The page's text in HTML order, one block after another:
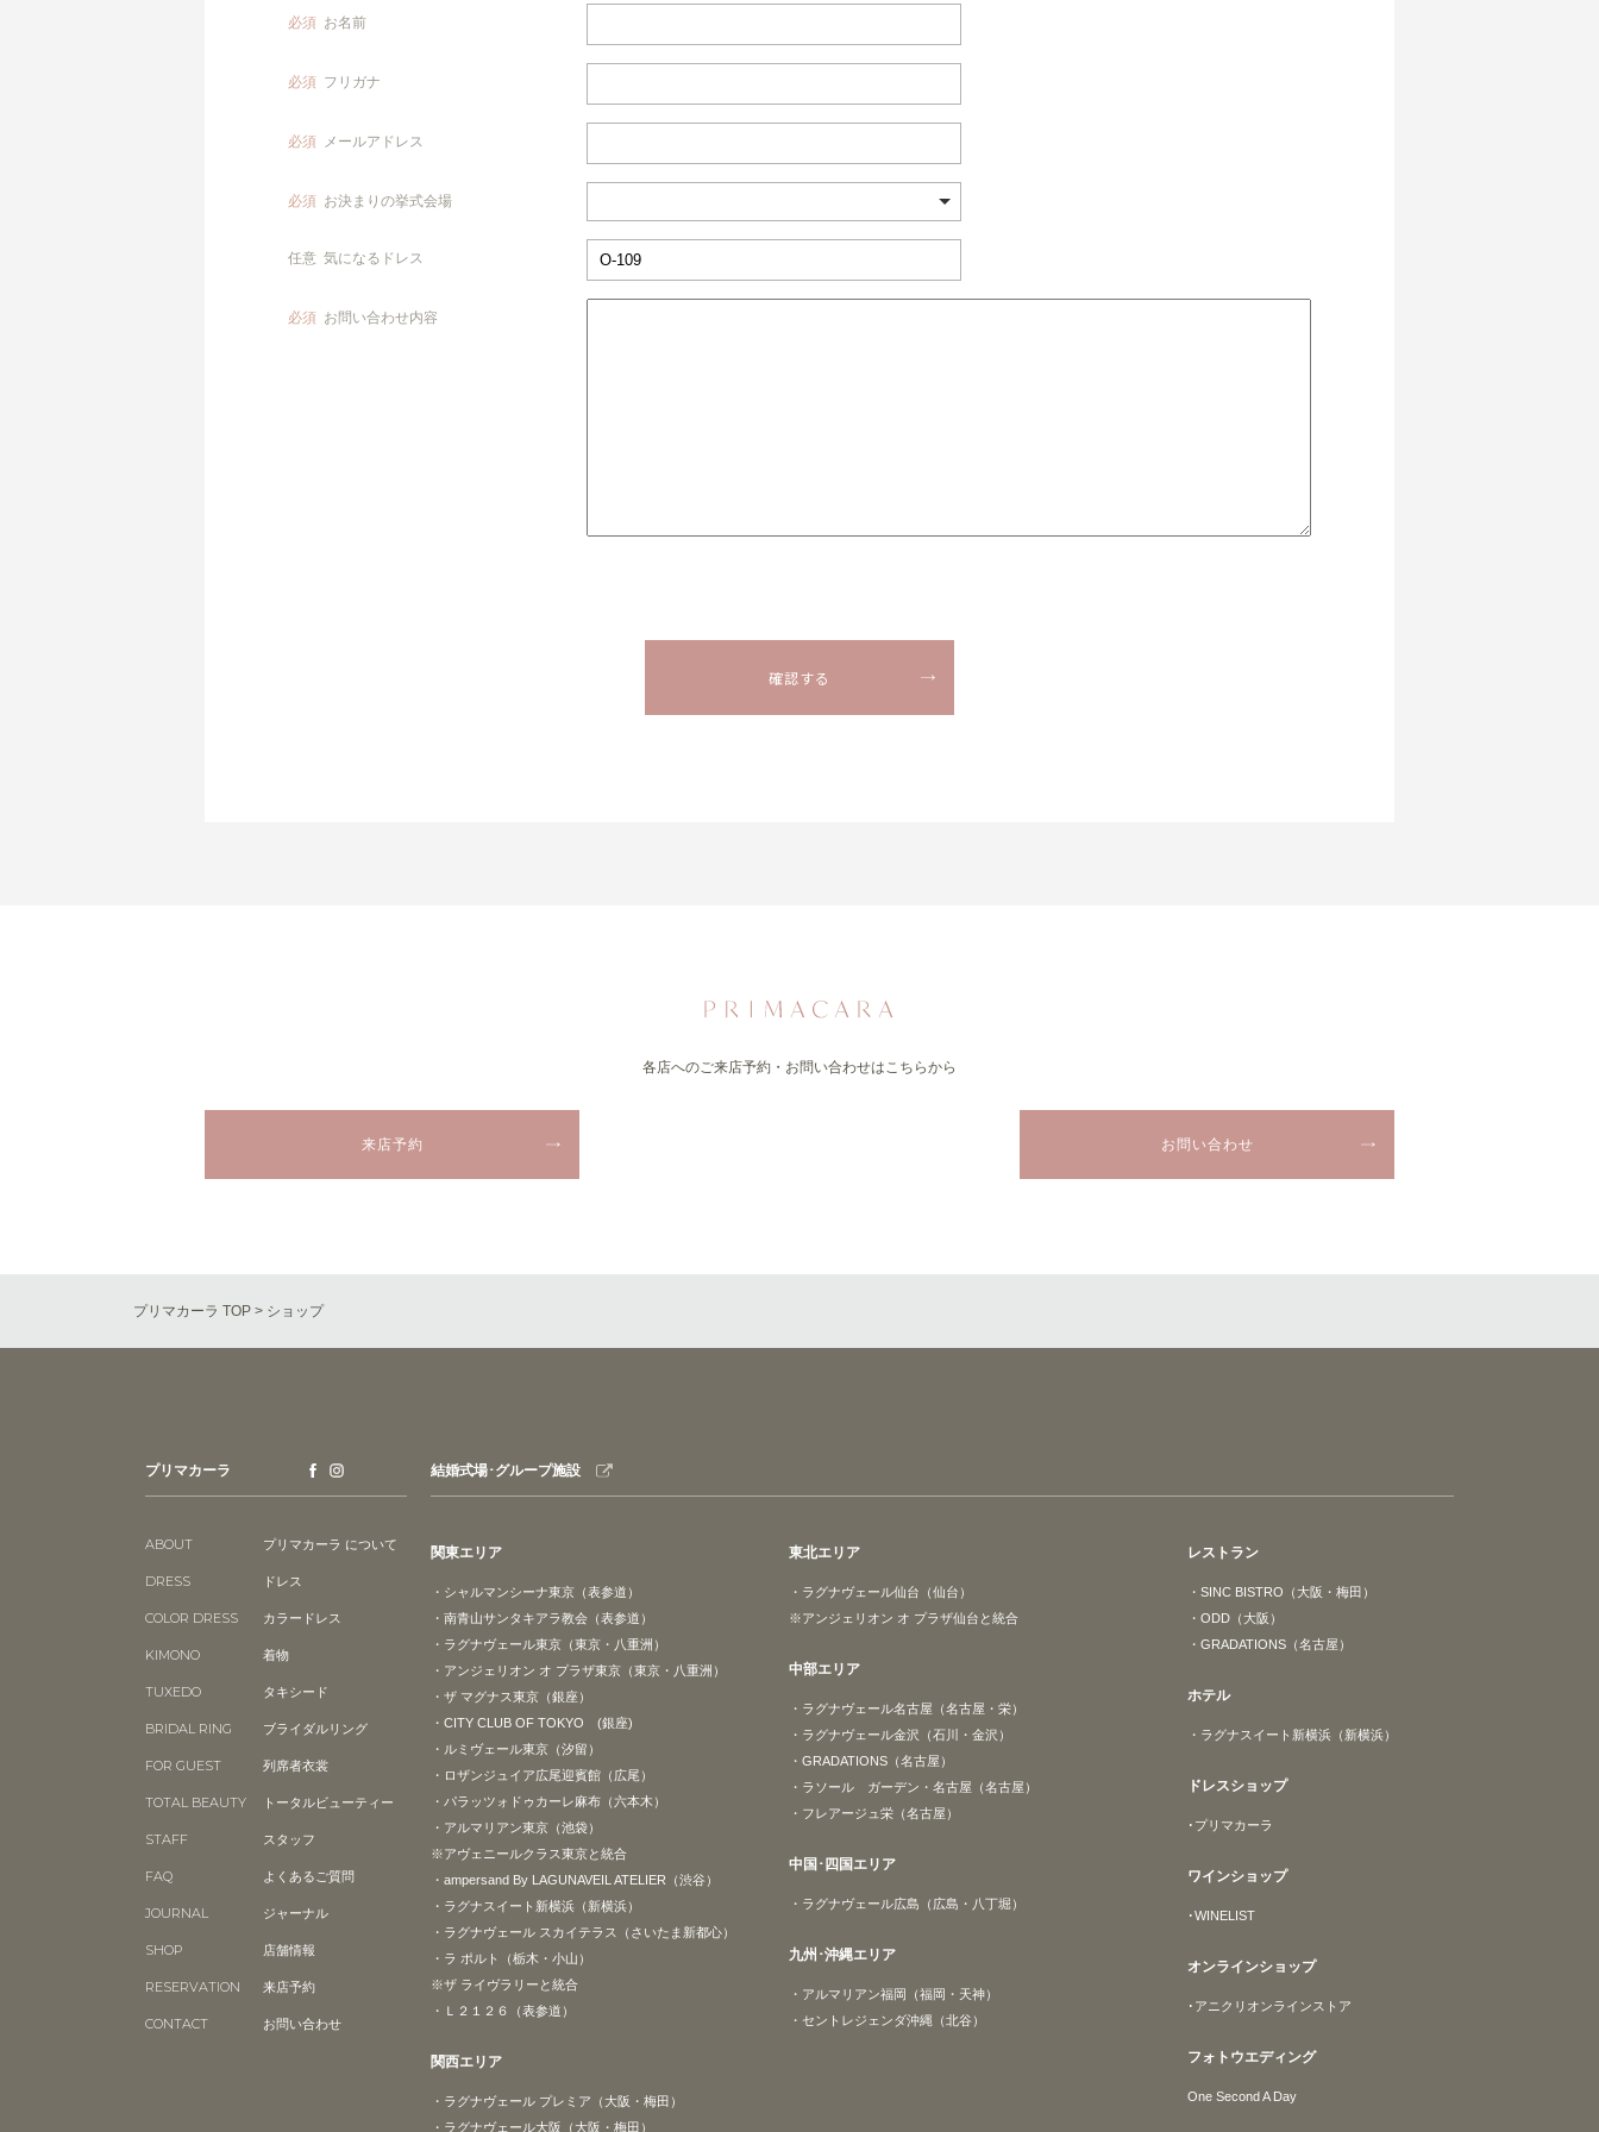
必須 お名前
必須 フリガナ
必須 メールアドレス
必須 お決まりの挙式会場
任意 気になるドレス
必須 お問い合わせ内容
各店へのご来店予約・お問い合わせはこちらから
来店予約 お問い合わせ
プリマカーラ TOP > ショップ
プリマカーラ
ABOUT プリマカーラ について
DRESS ドレス
COLOR DRESS カラードレス
KIMONO 着物
TUXEDO タキシード
BRIDAL RING ブライダルリング
FOR GUEST 列席者衣裳
TOTAL BEAUTY トータルビューティー
STAFF スタッフ
FAQ よくあるご質問
JOURNAL ジャーナル
SHOP 店舗情報
RESERVATION 来店予約
CONTACT お問い合わせ
結婚式場･グループ施設
関東エリア
・シャルマンシーナ東京（表参道）
・南青山サンタキアラ教会（表参道）
・ラグナヴェール東京（東京・八重洲）
・アンジェリオン オ プラザ東京（東京・八重洲）
・ザ マグナス東京（銀座）
・CITY CLUB OF TOKYO (銀座)
・ルミヴェール東京（汐留）
・ロザンジュイア広尾迎賓館（広尾）
・パラッツォドゥカーレ麻布（六本木）
・アルマリアン東京（池袋）
※アヴェニールクラス東京と統合
・ampersand By LAGUNAVEIL ATELIER（渋谷）
・ラグナスイート新横浜（新横浜）
・ラグナヴェール スカイテラス（さいたま新都心）
・ラ ポルト（栃木・小山）
※ザ ライヴラリーと統合
・Ｌ２１２６（表参道）
関西エリア
・ラグナヴェール プレミア（大阪・梅田）
・ラグナヴェール大阪（大阪・梅田）
東北エリア
・ラグナヴェール仙台（仙台）
※アンジェリオン オ プラザ仙台と統合
中部エリア
・ラグナヴェール名古屋（名古屋・栄）
・ラグナヴェール金沢（石川・金沢）
・GRADATIONS（名古屋）
・ラソール ガーデン・名古屋（名古屋）
・フレアージュ栄（名古屋）
中国･四国エリア
・ラグナヴェール広島（広島・八丁堀）
九州･沖縄エリア
・アルマリアン福岡（福岡・天神）
・セントレジェンダ沖縄（北谷）
レストラン
・SINC BISTRO（大阪・梅田）
・ODD（大阪）
・GRADATIONS（名古屋）
ホテル
・ラグナスイート新横浜（新横浜）
ドレスショップ
･プリマカーラ
ワインショップ
･WINELIST
オンラインショップ
･アニクリオンラインストア
フォトウエディング
One Second A Day